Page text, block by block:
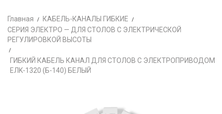
Главная
КАБЕЛЬ-КАНАЛЫ ГИБКИЕ
СЕРИЯ ЭЛЕКТРО — ДЛЯ СТОЛОВ С ЭЛЕКТРИЧЕСКОЙ
РЕГУЛИРОВКОЙ ВЫСОТЫ
ГИБКИЙ КАБЕЛЬ КАНАЛ ДЛЯ СТОЛОВ С ЭЛЕКТРОПРИВОДОМ
EЛK-1320 (Б-140) БЕЛЫЙ